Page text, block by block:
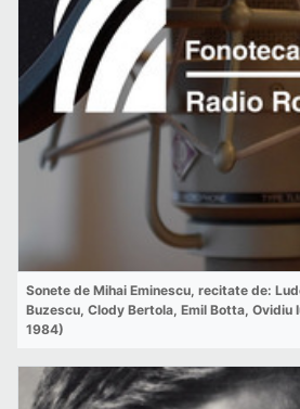
Sonete de Mihai Eminescu, recitate de:
Buzescu, Clody Bertola, Emil Botta, Ovidiu
1984)